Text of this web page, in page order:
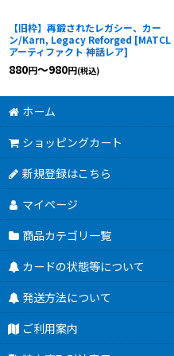
【旧枠】再鍛されたレガシー、カー
ン/Karn, Legacy Reforged [MATCL
アーティファクト 神話レア]
880円～980円(税込)
ホーム
ショッピングカート
新規登録はこちら
マイページ
商品カテゴリ一覧
カードの状態等について
発送方法について
ご利用案内